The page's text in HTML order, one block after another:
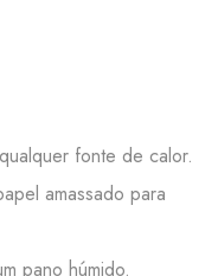
fonte de calor.
amassado para
pano húmido.